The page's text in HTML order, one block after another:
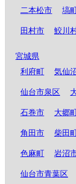
二本松市 塙
田村市 鮫川
宮城県
利府町
気仙
仙台市泉区
石巻市 大郷
角田市 柴田
色麻町 岩沼
仙台市青葉区